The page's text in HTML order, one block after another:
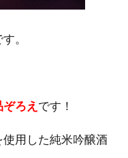
。
ろえ です！
用した純米吟醸酒